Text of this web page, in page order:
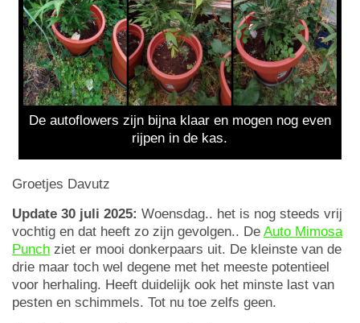
De autoflowers zijn bijna klaar en mogen nog even
rijpen in de kas.
Groetjes Davutz
Update 30 juli 2025: Woensdag.. het is nog steeds vrij
vochtig en dat heeft zo zijn gevolgen.. De Auto Mimosa
Punch ziet er mooi donkerpaars uit. De kleinste van de
drie maar toch wel degene met het meeste potentieel
voor herhaling. Heeft duidelijk ook het minste last van
pesten en schimmels. Tot nu toe zelfs geen.